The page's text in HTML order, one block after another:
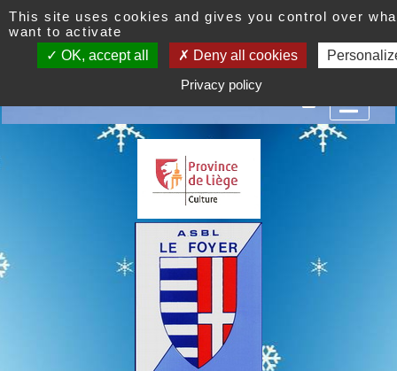
centre d'agrément social et culturel. Venez
This site uses cookies and gives you control over
want to activate
OK, accept all
Deny all cookies
Privacy policy